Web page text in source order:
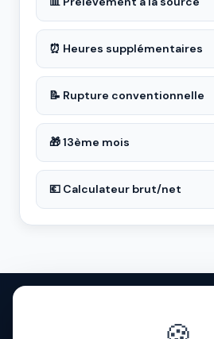
⏰ Heures supplémentaires
📝 Rupture conventionnelle
🎁 13ème mois
💶 Calculateur brut/net